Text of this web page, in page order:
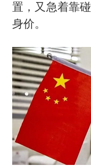
置，又急着靠
身价。